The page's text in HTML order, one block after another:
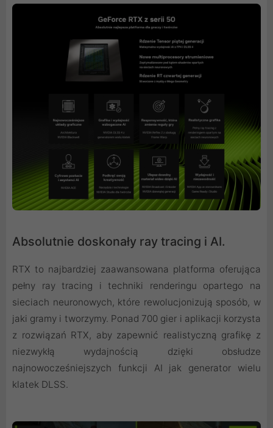
Absolutnie doskonały ray tracing i AI.
RTX to najbardziej zaawansowana platforma oferująca
pełny ray tracing i techniki renderingu opartego na
sieciach neuronowych, które rewolucjonizują sposób, w
jaki gramy i tworzymy. Ponad 700 gier i aplikacji korzysta
z rozwiązań RTX, aby zapewnić realistyczną grafikę z
niezwykłą wydajnością dzięki obsłudze
najnowocześniejszych funkcji AI jak generator wielu
klatek DLSS.